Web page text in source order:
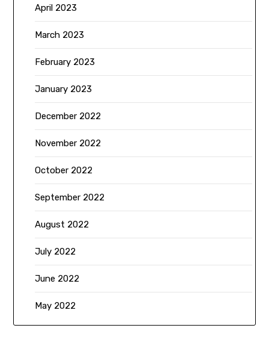
April 2023
March 2023
February 2023
January 2023
December 2022
November 2022
October 2022
September 2022
August 2022
July 2022
June 2022
May 2022